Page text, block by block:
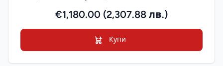
€1,180.00 (2,307.88 лв.)
Купи